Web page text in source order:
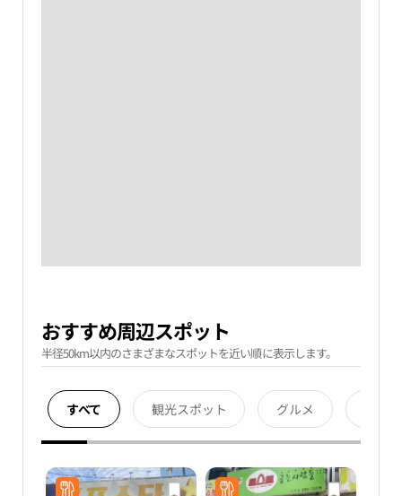
おすすめ周辺スポット
半径50km以内のさまざまなスポットを近い順に表示します。
すべて 観光スポット グルメ